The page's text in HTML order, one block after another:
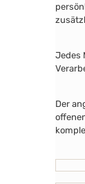
Jedes
Der